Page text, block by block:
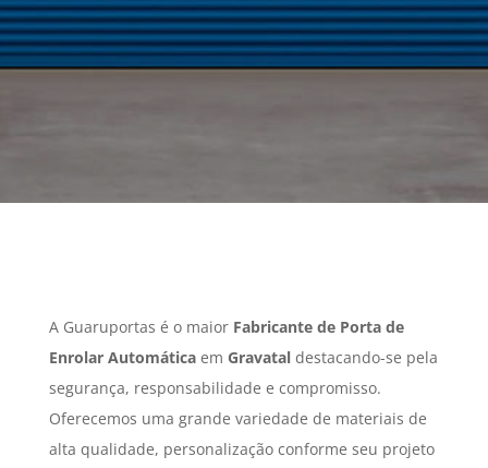
A Guaruportas é o maior Fabricante de Porta de
Enrolar Automáticaem Gravataldestacando-se pela
segurança, responsabilidade e compromisso.
Oferecemos uma grande variedade de materiais de
alta qualidade, personalização conforme seu projeto